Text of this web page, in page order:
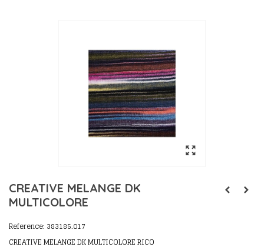
CREATIVE MELANGE DK
MULTICOLORE
Reference: 383185.017
CREATIVE MELANGE DK MULTICOLORE RICO